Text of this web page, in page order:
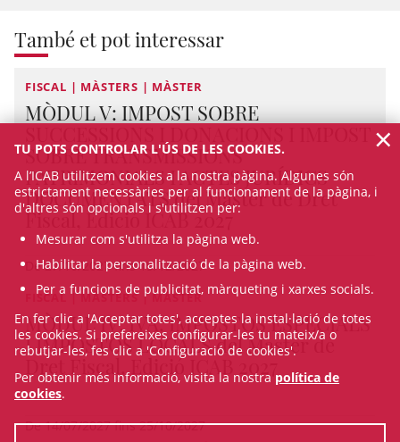
També et pot interessar
FISCAL | MÀSTERS | MÀSTER
MÒDUL V: IMPOST SOBRE
SOBRE TRANSMISSIONS
PATRIMONIALS I ACTES JURÍDICS
DOCUMENTATS del Màster de Dret
Fiscal, Edició ICAB 2027
De 27/10/2027 fins 15/12/2027
FISCAL | MÀSTERS | MÀSTER
MÒDUL IV: IVA, IMPOSTOS ESPECIALS
I IMPOSTOS LOCALS del Màster de
Dret Fiscal, Edició ICAB 2027
De 14/07/2027 fins 25/10/2027
TU POTS CONTROLAR L'ÚS DE LES COOKIES.
A l’ICAB utilitzem cookies a la nostra pàgina. Algunes són
estrictament necessàries per al funcionament de la pàgina, i
d'altres són opcionals i s'utilitzen per:
Mesurar com s'utilitza la pàgina web.
Habilitar la personalització de la pàgina web.
Per a funcions de publicitat, màrqueting i xarxes socials.
En fer clic a 'Acceptar totes', acceptes la instal·lació de totes
les cookies. Si prefereixes configurar-les tu mateix/a o
rebutjar-les, fes clic a 'Configuració de cookies'.
Per obtenir més informació, visita la nostra política de
cookies.
×